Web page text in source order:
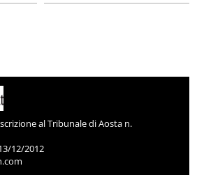
al Tribunale di Aosta n.
12/2012